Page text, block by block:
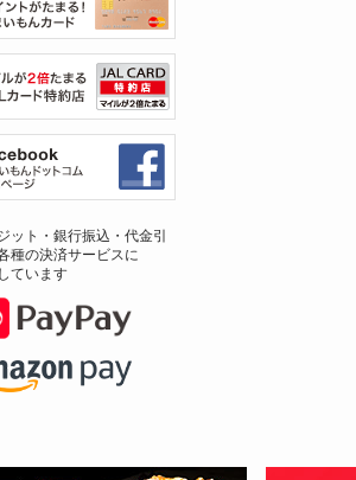
ット・銀行振込・代金引
種の決済サービスに
ています